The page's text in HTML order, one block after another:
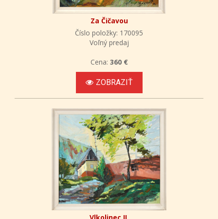
Za Čičavou
Číslo položky: 170095
Voľný predaj
Cena: 360 €
ZOBRAZIŤ
Vlkolinec II.